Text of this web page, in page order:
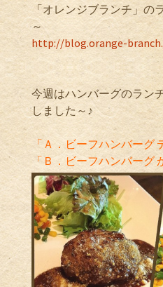
「オレンジブランチ」の
～
http://blog.orange-
今週はハンバーグのラン
しました～♪
「Ａ．ビーフハンバーグ
「Ｂ．ビーフハンバーグ